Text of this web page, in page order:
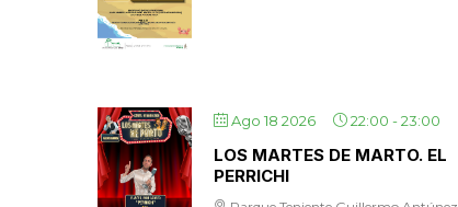
Ago 18 2026 22:00 -23:00
LOS MARTES DE MARTO. EL
PERRICHI